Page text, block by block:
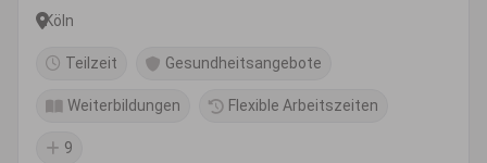
Köln
Teilzeit Gesundheitsangebote
Weiterbildungen Flexible Arbeitszeiten
9